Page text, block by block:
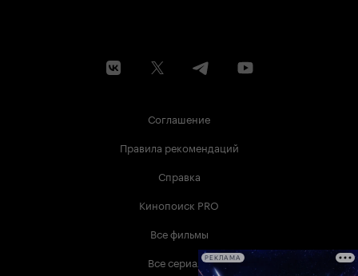
Соглашение
Правила рекомендаций
Справка
Кинопоиск PRO
Все фильмы
Все сериалыРЕКЛАМА